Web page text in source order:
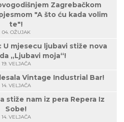
Zagrebačkom
"A što ću kada volim
te"!
04. OŽUJAK
U mjesecu ljubavi stiže nova
„Ljubavi moja“!
19. VELJAČA
Vintage Industrial Bar!
14. VELJAČA
stiže nam iz pera Repera Iz
Sobe!
14. VELJAČA